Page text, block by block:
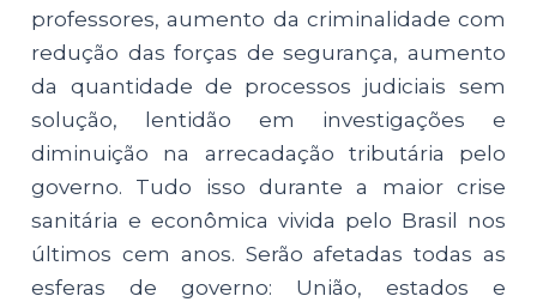
professores, aumento da criminalidade com
redução das forças de segurança, aumento
da quantidade de processos judiciais sem
solução, lentidão em investigações e
diminuição na arrecadação tributária pelo
governo. Tudo isso durante a maior crise
sanitária e econômica vivida pelo Brasil nos
últimos cem anos. Serão afetadas todas as
esferas de governo: União, estados e